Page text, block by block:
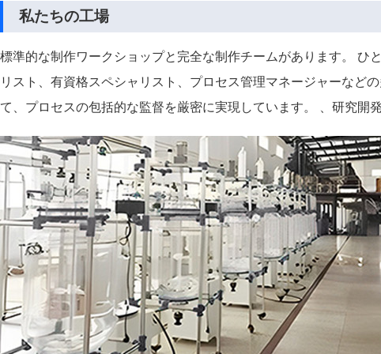
私たちの工場
標準的な制作ワークショップと完全な制作チームがあります。
リスト、有資格スペシャリスト、プロセス管理マネージャーなど
て、プロセスの包括的な監督を厳密に実現しています。 、研究開